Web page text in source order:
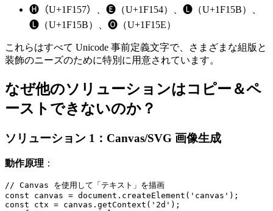
🅗（U+1F157）、🅔（U+1F154）、🅛（U+1F15B）、
🅛（U+1F15B）、🅞（U+1F15E）
これらはすべて Unicode 事前定義文字で、さまざまな組版と
装飾のニーズのために特別に用意されています。
なぜ他のソリューションはコピー＆ペ
ーストできないのか？
ソリューション 1：Canvas/SVG 画像生成
動作原理 ：
// Canvas を使用して「テキスト」を描画
const canvas = document.createElement('canvas');
const ctx = canvas.getContext('2d');